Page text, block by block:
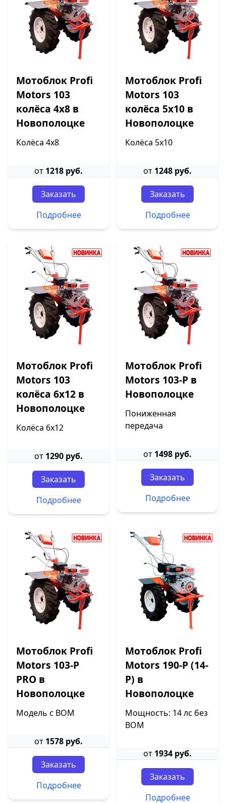
Мотоблок Profi
Motors 103
колёса 4х8 в
Новополоцке
Колёса 4х8
от 1218 руб.
Заказать
Подробнее
Мотоблок Profi
Motors 103
колёса 5х10 в
Новополоцке
Колёса 5х10
от 1248 руб.
Заказать
Подробнее
Мотоблок Profi
Motors 103
колёса 6х12 в
Новополоцке
Колёса 6х12
от 1290 руб.
Заказать
Подробнее
Мотоблок Profi
Motors 103-P в
Новополоцке
Пониженная
передача
от 1498 руб.
Заказать
Подробнее
Мотоблок Profi
Motors 103-P
PRO в
Новополоцке
Модель с ВОМ
от 1578 руб.
Заказать
Подробнее
Мотоблок Profi
Motors 190-P (14-
P) в
Новополоцке
Мощность: 14 лс без
ВОМ
от 1934 руб.
Заказать
Подробнее